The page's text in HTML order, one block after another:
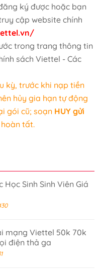
ký được hoặc bạn
cập website chính
trong trang thông tin
sách Viettel - Các
kỳ, trước khi nạp tiền
hủy gia hạn tự động
gói cũ; soạn HUY gửi
tất.
Học Sinh Sinh Viên Giá
mạng Viettel 50k 70k
điện thả ga